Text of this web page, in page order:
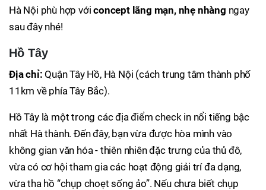
Hà Nội phù hợp vớiconcept lãng mạn, nhẹ nhàng ngay
sau đây nhé!
Hồ Tây
Địa chỉ: Quận Tây Hồ, Hà Nội (cách trung tâm thành phố
11km về phía Tây Bắc).
Hồ Tây là một trong các địa điểm check in nổi tiếng bậc
nhất Hà thành. Đến đây, bạn vừa được hòa mình vào
không gian văn hóa - thiên nhiên đặc trưng của thủ đô,
vừa có cơ hội tham gia các hoạt động giải trí đa dạng,
vừa tha hồ “chụp choẹt sống ảo”. Nếu chưa biết chụp